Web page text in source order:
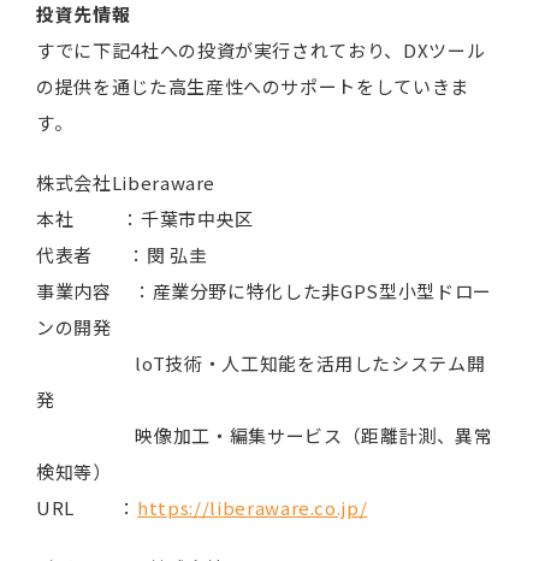
投資先情報
すでに下記4社への投資が実行されており、DXツール
の提供を通じた高生産性へのサポートをしていきま
す。
株式会社Liberaware
本社 ：千葉市中央区
代表者 ：閔 弘圭
事業内容 ：産業分野に特化した非GPS型小型ドロー
ンの開発
loT技術・人工知能を活用したシステム開
発
映像加工・編集サービス（距離計測、異常
検知等）
URL ： https://liberaware.co.jp/